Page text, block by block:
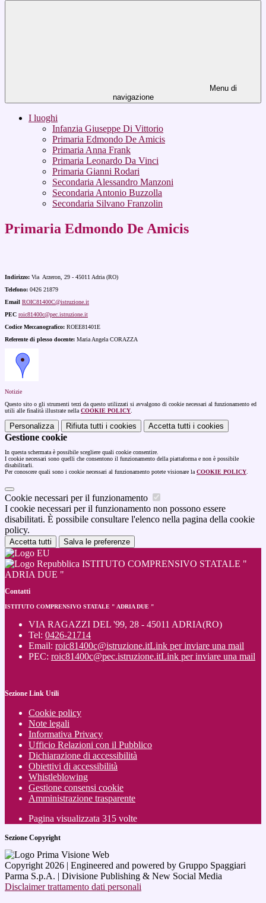
Menu di
navigazione
I luoghi
Infanzia Giuseppe Di Vittorio
Primaria Edmondo De Amicis
Primaria Anna Frank
Primaria Leonardo Da Vinci
Primaria Gianni Rodari
Secondaria Alessandro Manzoni
Secondaria Antonio Buzzolla
Secondaria Silvano Franzolin
Primaria Edmondo De Amicis
Indirizzo: Via Arzeron, 29 - 45011 Adria (RO)
Telefono: 0426 21879
Email ROIC81400C@istruzione.it
PEC roic81400c@pec.istruzione.it
Codice Meccanografico: ROEE81401E
Referente di plesso docente: Maria Angela CORAZZA
Notizie
Questo sito o gli strumenti terzi da questo utilizzati si avvalgono di cookie necessari al funzionamento ed
utili alle finalità illustrate nella COOKIE POLICY
Personalizza Rifiuta tutti i cookies Accetta tutti i cookies
Gestione cookie
In questa schermata è possibile scegliere quali cookie consentire.
I cookie necessari sono quelli che consentono il funzionamento della piattaforma e non è possibile
disabilitarli.
Per conoscere quali sono i cookie necessari al funzionamento potete visionare la COOKIE POLICY
Cookie necessari per il funzionamento
I cookie necessari per il funzionamento non possono essere
disabilitati. È possibile consultare l'elenco nella pagina della cookie
policy.
Accetta tutti Salva le preferenze
ISTITUTO COMPRENSIVO STATALE "
ADRIA DUE "
Contatti
ISTITUTO COMPRENSIVO STATALE " ADRIA DUE "
VIA RAGAZZI DEL '99, 28 - 45011 ADRIA(RO)
Tel: 0426-21714
Email: roic81400c@istruzione.itLink per inviare una mail
PEC: roic81400c@pec.istruzione.itLink per inviare una mail
Sezione Link Utili
Cookie policy
Note legali
Informativa Privacy
Ufficio Relazioni con il Pubblico
Dichiarazione di accessibilità
Obiettivi di accessibilità
Whistleblowing
Gestione consensi cookie
Amministrazione trasparente
Pagina visualizzata 315 volte
Sezione Copyright
Copyright 2026 | Engineered and powered by Gruppo Spaggiari
Parma S.p.A. | Divisione Publishing & New Social Media
Disclaimer trattamento dati personali